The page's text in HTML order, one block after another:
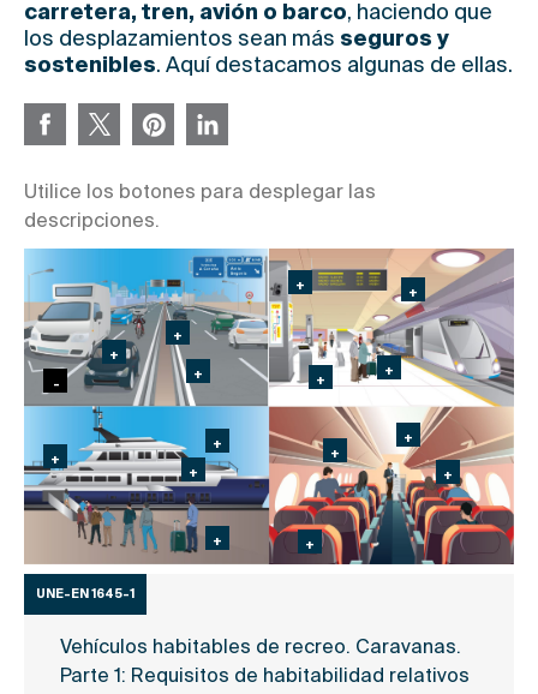
carretera, tren, avión o barco, haciendo que
los desplazamientos sean más seguros y
sostenibles. Aquí destacamos algunas de ellas.
Utilice los botones para desplegar las
descripciones.
Vehículos habitables de recreo. Caravanas.
Parte 1: Requisitos de habitabilidad relativos
UNE-EN 1645-1